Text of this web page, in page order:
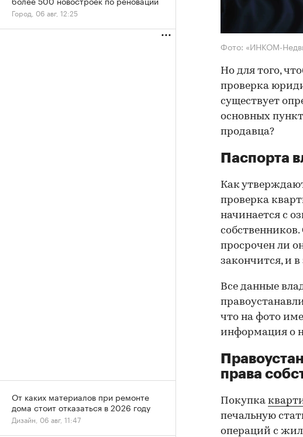
Фото: «ИНКОМ-
Но для того,
проверка
существует
основных
продавца?
Паспорта
Как
проверка
начинается с
просрочен ли
закончится, и
Все данные
что на фото
информация о
права
Покупка
печальную
операций с
Город, 06 авг, 12:25
От каких материалов при ремонте
дома стоит отказаться в 2026 году
Дизайн, 06 авг, 11:47